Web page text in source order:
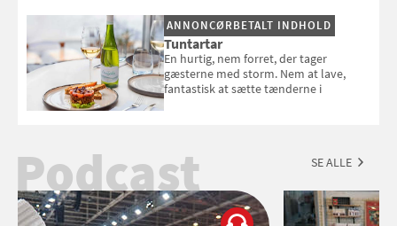
ANNONCØRBETALT INDHOLD
Tuntartar
En hurtig, nem forret, der tager
gæsterne med storm. Nem at lave,
fantastisk at sætte tænderne i
Podcast SE ALLE